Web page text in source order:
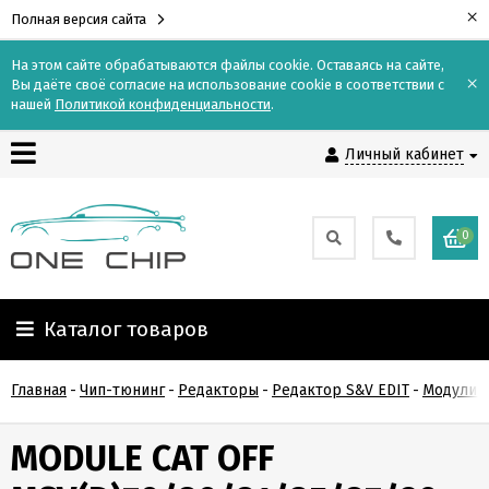
Полная версия сайта ×
На этом сайте обрабатываются файлы cookie. Оставаясь на сайте,
Вы даёте своё согласие на использование cookie в соответствии с
нашей Политикой конфиденциальности.
×
Личный кабинет
Контакты
Доставка
Оплата
О
компании
Гарантия
0
Каталог товаров
Главная - Чип-тюнинг - Редакторы - Редактор S&V EDIT - Модули
MODULE CAT OFF